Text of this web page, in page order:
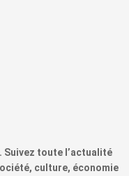
toute l’actualité
culture, économie